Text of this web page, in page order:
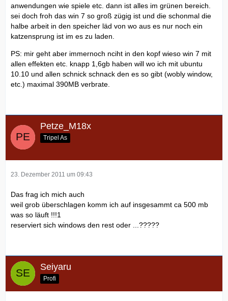
anwendungen wie spiele etc. dann ist alles im grünen bereich.
sei doch froh das win 7 so groß zügig ist und die schonmal die
halbe arbeit in den speicher läd von wo aus es nur noch ein
katzensprung ist im es zu laden.
PS: mir geht aber immernoch nciht in den kopf wieso win 7 mit
allen effekten etc. knapp 1,6gb haben will wo ich mit ubuntu
10.10 und allen schnick schnack den es so gibt (wobly window,
etc.) maximal 390MB verbrate.
Petze_M18x
Tripel As
23. Dezember 2011 um 09:43
Das frag ich mich auch
weil grob überschlagen komm ich auf insgesammt ca 500 mb
was so läuft !!!1
reserviert sich windows den rest oder ...?????
Seiyaru
Profi